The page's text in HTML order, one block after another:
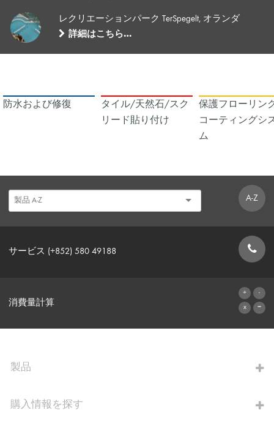
レクリエーションパーク TerSpegelt, オランダ
詳細はこちら…
防水および修復
タイル/天然石/スク
リード貼り付け
保護フローリン
コーティングシ
ム
A-Z
サービス (+852) 580 49188
消費量計算
製品
購入情報を探す